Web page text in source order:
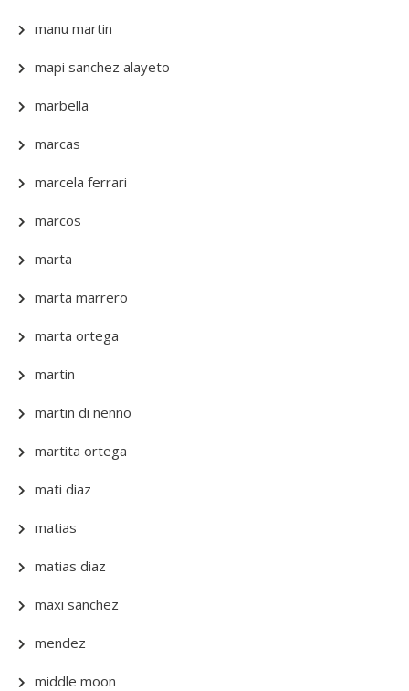
manu martin
mapi sanchez alayeto
marbella
marcas
marcela ferrari
marcos
marta
marta marrero
marta ortega
martin
martin di nenno
martita ortega
mati diaz
matias
matias diaz
maxi sanchez
mendez
middle moon